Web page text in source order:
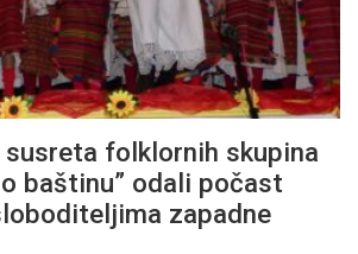
folklornih skupina
baštinu” odali počast
zapadne